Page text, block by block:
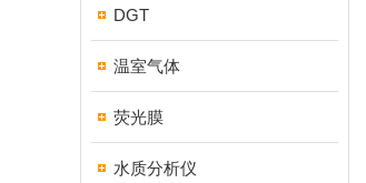
DGT
温室气体
荧光膜
水质分析仪